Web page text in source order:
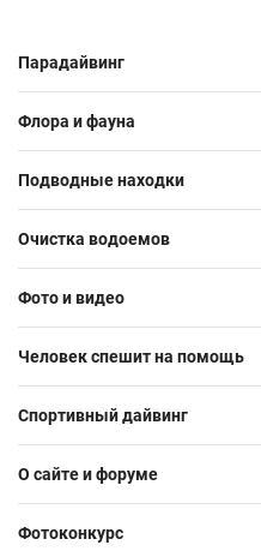
Парадайвинг
Флора и фауна
Подводные находки
Очистка водоемов
Фото и видео
Человек спешит на помощь
Спортивный дайвинг
О сайте и форуме
Фотоконкурс